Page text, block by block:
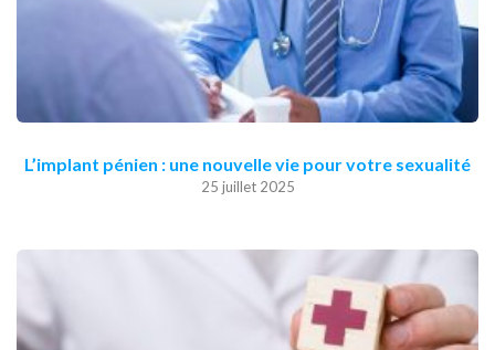
L’implant pénien : une nouvelle vie pour votre sexualité
25 juillet 2025